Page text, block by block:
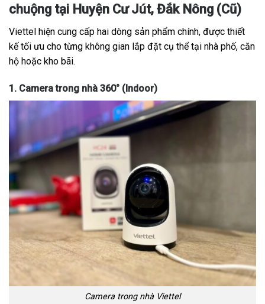
chuộng tại Huyện Cư Jút, Đắk Nông (Cũ)
Viettel hiện cung cấp hai dòng sản phẩm chính, được thiết
kế tối ưu cho từng không gian lắp đặt cụ thể tại nhà phố, căn
hộ hoặc kho bãi.
1. Camera trong nhà 360° (Indoor)
Camera trong nhà Viettel